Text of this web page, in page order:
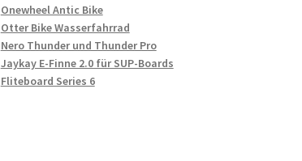
Onewheel Antic Bike
Otter Bike Wasserfahrrad
Nero Thunder und Thunder Pro
Jaykay E-Finne 2.0 für SUP-Boards
Fliteboard Series 6